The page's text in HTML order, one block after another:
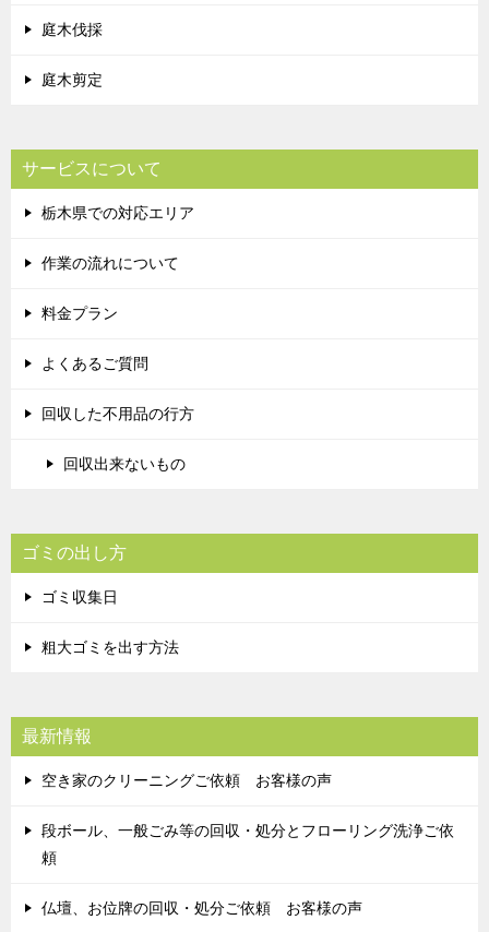
庭木伐採
庭木剪定
サービスについて
栃木県での対応エリア
作業の流れについて
料金プラン
よくあるご質問
回収した不用品の行方
回収出来ないもの
ゴミの出し方
ゴミ収集日
粗大ゴミを出す方法
最新情報
空き家のクリーニングご依頼 お客様の声
段ボール、一般ごみ等の回収・処分とフローリング洗浄ご依
頼
仏壇、お位牌の回収・処分ご依頼 お客様の声